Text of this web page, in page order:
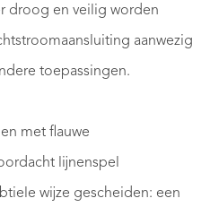
droog en veilig worden
aanwezig
toepassingen.
met flauwe
lijnenspel
wijze gescheiden: een